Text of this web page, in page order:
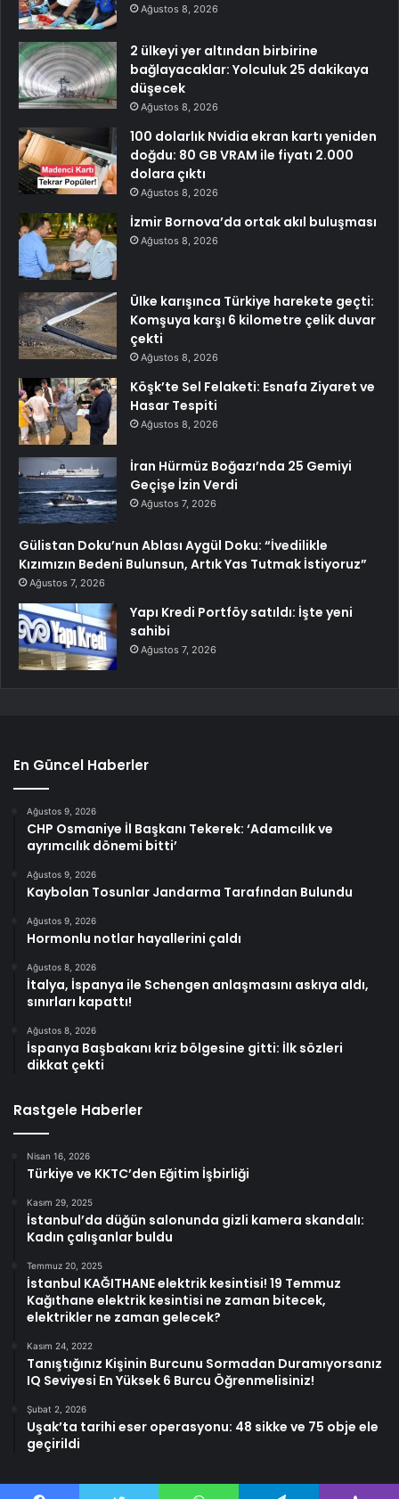
Ağustos 8, 2026
2 ülkeyi yer altından birbirine
bağlayacaklar: Yolculuk 25 dakikaya
düşecek
Ağustos 8, 2026
100 dolarlık Nvidia ekran kartı yeniden
doğdu: 80 GB VRAM ile fiyatı 2.000
dolara çıktı
Ağustos 8, 2026
İzmir Bornova’da ortak akıl buluşması
Ağustos 8, 2026
Ülke karışınca Türkiye harekete geçti:
Komşuya karşı 6 kilometre çelik duvar
çekti
Ağustos 8, 2026
Köşk’te Sel Felaketi: Esnafa Ziyaret ve
Hasar Tespiti
Ağustos 8, 2026
İran Hürmüz Boğazı’nda 25 Gemiyi
Geçişe İzin Verdi
Ağustos 7, 2026
Gülistan Doku’nun Ablası Aygül Doku: “İvedilikle
Kızımızın Bedeni Bulunsun, Artık Yas Tutmak İstiyoruz”
Ağustos 7, 2026
Yapı Kredi Portföy satıldı: İşte yeni
sahibi
Ağustos 7, 2026
En Güncel Haberler
Ağustos 9, 2026
CHP Osmaniye İl Başkanı Tekerek: ‘Adamcılık ve
ayrımcılık dönemi bitti’
Ağustos 9, 2026
Kaybolan Tosunlar Jandarma Tarafından Bulundu
Ağustos 9, 2026
Hormonlu notlar hayallerini çaldı
Ağustos 8, 2026
İtalya, İspanya ile Schengen anlaşmasını askıya aldı,
sınırları kapattı!
Ağustos 8, 2026
İspanya Başbakanı kriz bölgesine gitti: İlk sözleri
dikkat çekti
Rastgele Haberler
Nisan 16, 2026
Türkiye ve KKTC’den Eğitim İşbirliği
Kasım 29, 2025
İstanbul’da düğün salonunda gizli kamera skandalı:
Kadın çalışanlar buldu
Temmuz 20, 2025
İstanbul KAĞITHANE elektrik kesintisi! 19 Temmuz
Kağıthane elektrik kesintisi ne zaman bitecek,
elektrikler ne zaman gelecek?
Kasım 24, 2022
Tanıştığınız Kişinin Burcunu Sormadan Duramıyorsanız
IQ Seviyesi En Yüksek 6 Burcu Öğrenmelisiniz!
Şubat 2, 2026
Uşak’ta tarihi eser operasyonu: 48 sikke ve 75 obje ele
geçirildi